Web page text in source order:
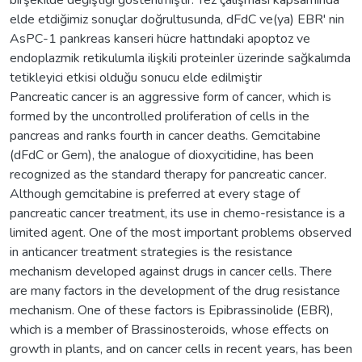
elde etdiğimiz sonuçlar doğrultusunda, dFdC ve(ya) EBR' nin
AsPC-1 pankreas kanseri hücre hattındaki apoptoz ve
endoplazmik retikulumla ilişkili proteinler üzerinde sağkalımda
tetikleyici etkisi olduğu sonucu elde edilmiştir
Pancreatic cancer is an aggressive form of cancer, which is
formed by the uncontrolled proliferation of cells in the
pancreas and ranks fourth in cancer deaths. Gemcitabine
(dFdC or Gem), the analogue of dioxycitidine, has been
recognized as the standard therapy for pancreatic cancer.
Although gemcitabine is preferred at every stage of
pancreatic cancer treatment, its use in chemo-resistance is a
limited agent. One of the most important problems observed
in anticancer treatment strategies is the resistance
mechanism developed against drugs in cancer cells. There
are many factors in the development of the drug resistance
mechanism. One of these factors is Epibrassinolide (EBR),
which is a member of Brassinosteroids, whose effects on
growth in plants, and on cancer cells in recent years, has been